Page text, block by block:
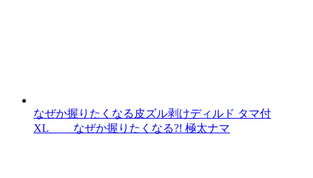
なぜか握りたくなる皮ズル剥けディルド タマ付
XL なぜか握りたくなる?! 極太ナマ